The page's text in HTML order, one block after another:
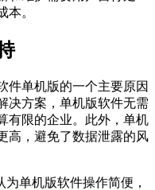
本。
件单机版的一个主要原因
决方案，单机版软件无需
有限的企业。此外，单机
高，避免了数据泄露的风
单机版软件操作简便，